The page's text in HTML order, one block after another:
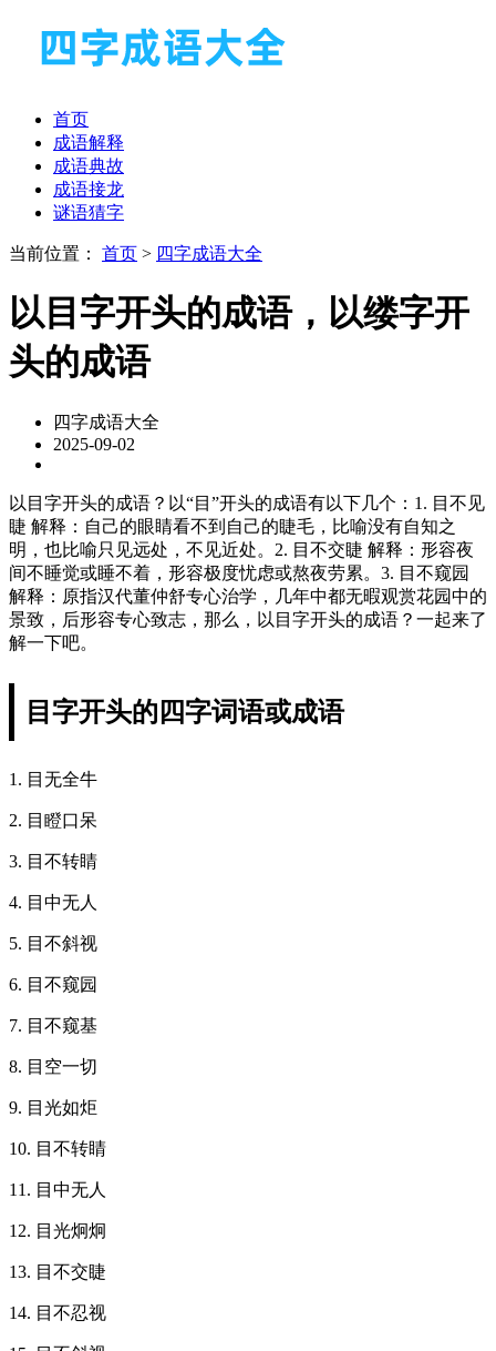
首页
成语解释
成语典故
成语接龙
谜语猜字
当前位置： 首页 > 四字成语大全
以目字开头的成语，以缕字开
头的成语
四字成语大全
2025-09-02
以目字开头的成语？以“目”开头的成语有以下几个：1. 目不见
睫 解释：自己的眼睛看不到自己的睫毛，比喻没有自知之
明，也比喻只见远处，不见近处。2. 目不交睫 解释：形容夜
间不睡觉或睡不着，形容极度忧虑或熬夜劳累。3. 目不窥园
解释：原指汉代董仲舒专心治学，几年中都无暇观赏花园中的
景致，后形容专心致志，那么，以目字开头的成语？一起来了
解一下吧。
目字开头的四字词语或成语
1. 目无全牛
2. 目瞪口呆
3. 目不转睛
4. 目中无人
5. 目不斜视
6. 目不窥园
7. 目不窥基
8. 目空一切
9. 目光如炬
10. 目不转睛
11. 目中无人
12. 目光炯炯
13. 目不交睫
14. 目不忍视